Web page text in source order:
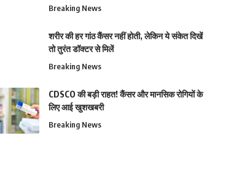
Breaking News
शरीर की हर गांठ कैंसर नहीं होती, लेकिन ये संकेत दिखें
तो तुरंत डॉक्टर से मिलें
Breaking News
CDSCO की बड़ी राहत! कैंसर और मानसिक रोगियों के
लिए आई खुशखबरी
Breaking News